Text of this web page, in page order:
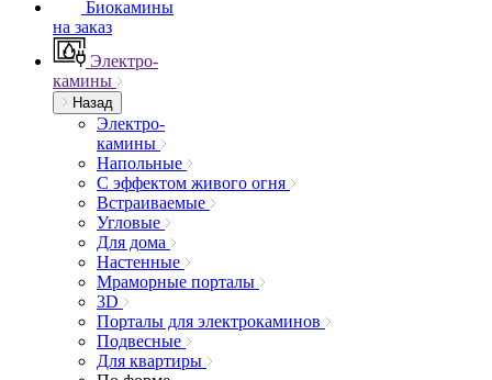
Биокамины
на заказ
Электро-
камины
Назад
Электро-
камины
Напольные
С эффектом живого огня
Встраиваемые
Угловые
Для дома
Настенные
Мраморные порталы
3D
Порталы для электрокаминов
Подвесные
Для квартиры